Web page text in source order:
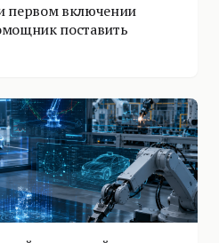
первом включении
поставить